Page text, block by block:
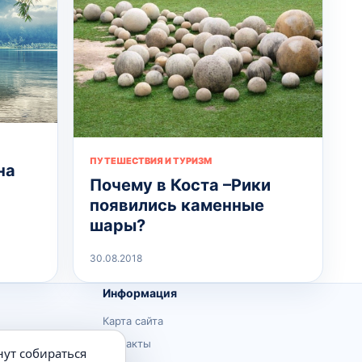
ПУТЕШЕСТВИЯ И ТУРИЗМ
Почему в Коста –Рики
появились каменные
шары?
30.08.2018
Информация
Карта сайта
Контакты
собираться